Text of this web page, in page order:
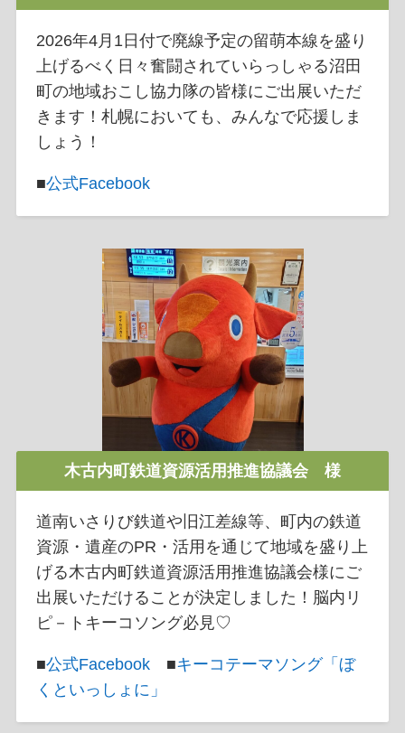
2026年4月1日付で廃線予定の留萌本線を盛り
上げるべく日々奮闘されていらっしゃる沼田
町の地域おこし協力隊の皆様にご出展いただ
きます！札幌においても、みんなで応援しま
しょう！
■公式Facebook
木古内町鉄道資源活用推進協議会 様
道南いさりび鉄道や旧江差線等、町内の鉄道
資源・遺産のPR・活用を通じて地域を盛り上
げる木古内町鉄道資源活用推進協議会様にご
出展いただけることが決定しました！脳内リ
ピ－トキーコソング必見♡
■公式Facebook ■キーコテーマソング「ぼ
くといっしょに」